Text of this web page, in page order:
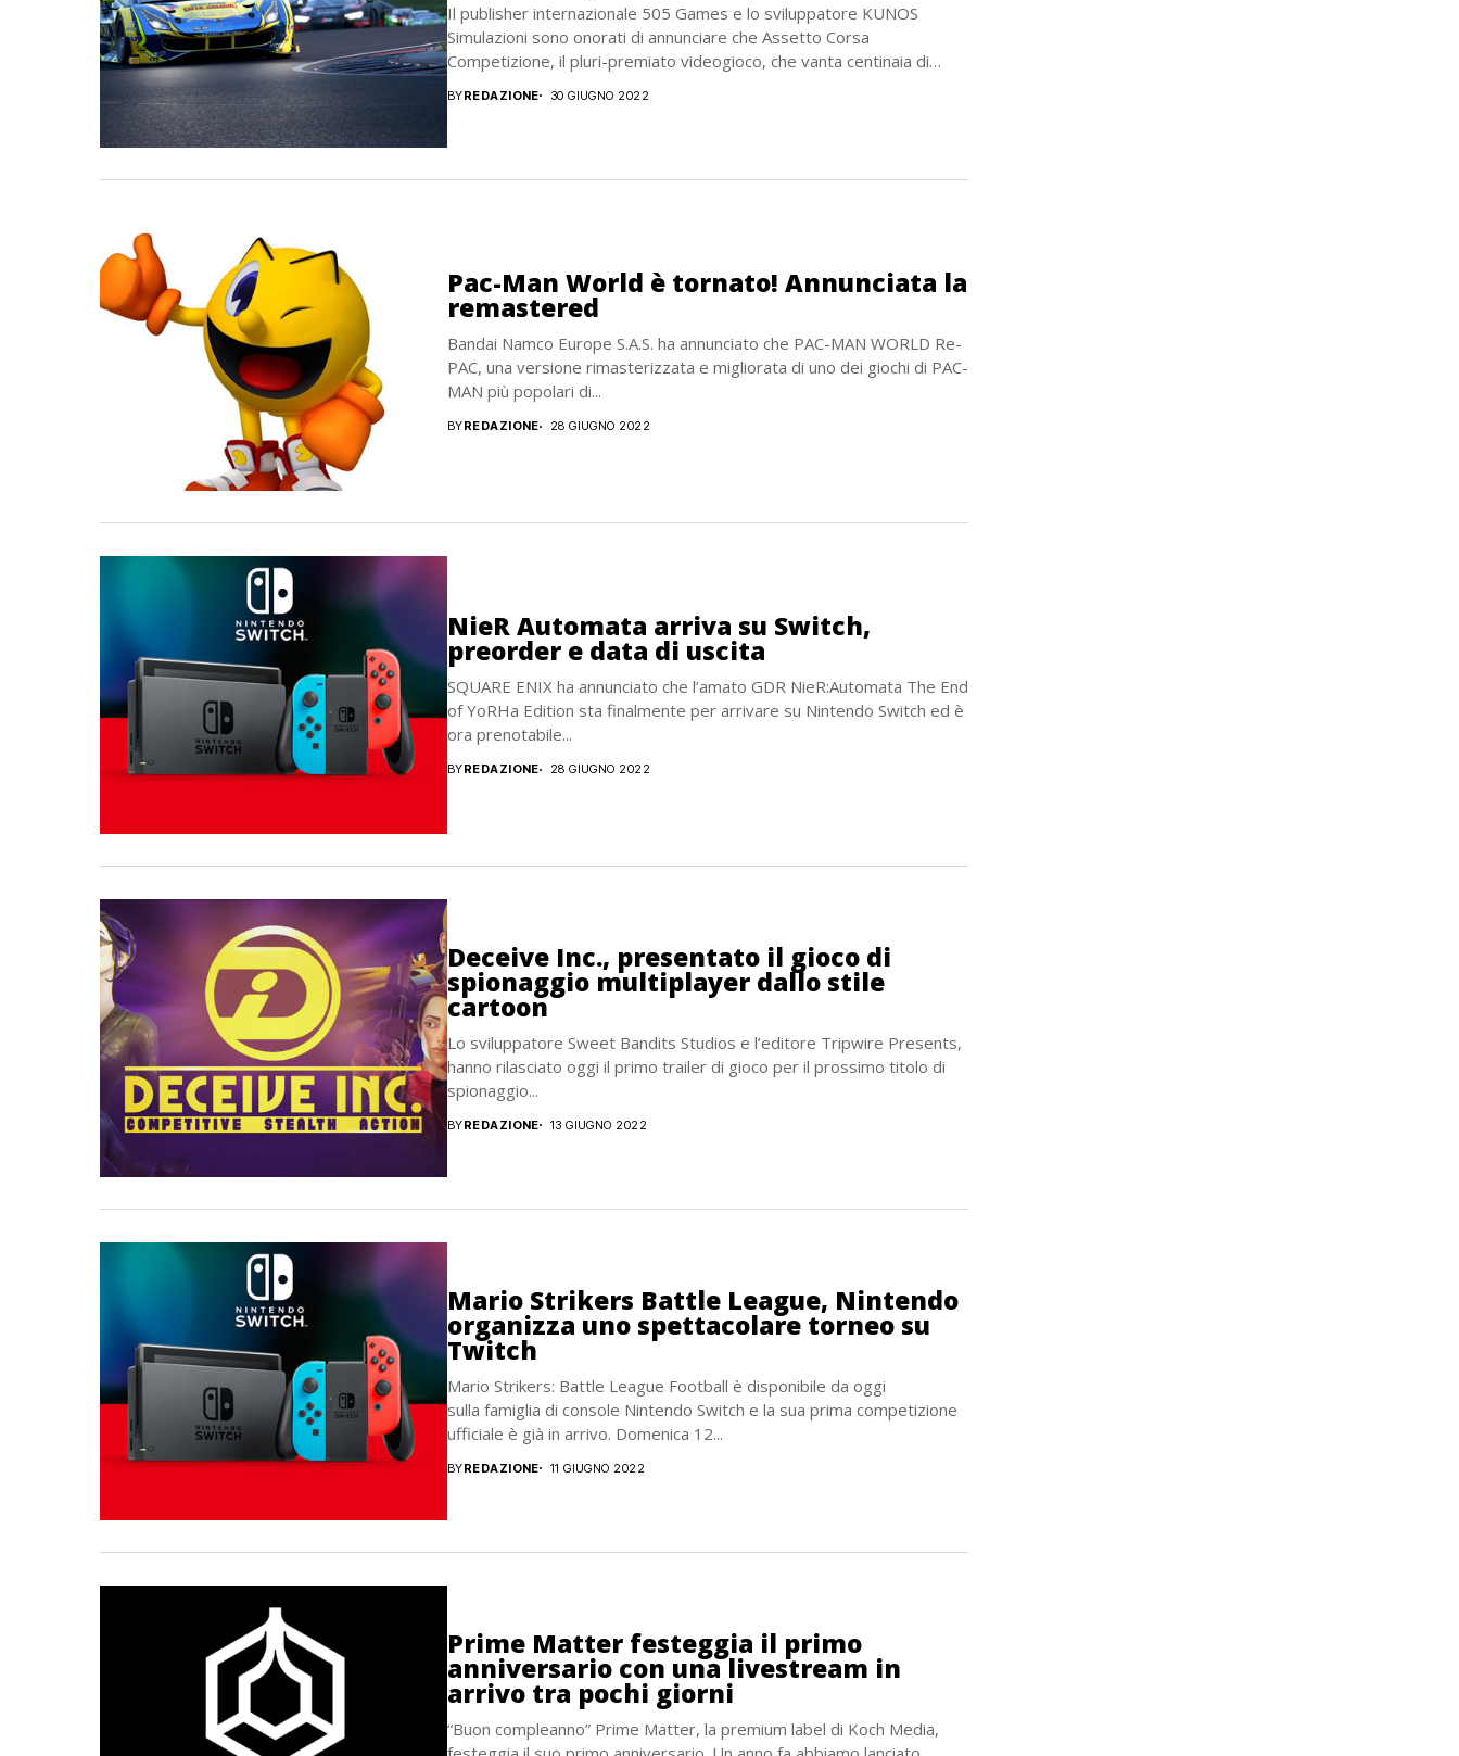
Il publisher internazionale 505 Games e lo sviluppatore KUNOS
Simulazioni sono onorati di annunciare che Assetto Corsa
Competizione, il pluri-premiato videogioco, che vanta centinaia di
BYREDAZIONE 30 GIUGNO 2022
Pac-Man World è tornato! Annunciata la
remastered
Bandai Namco Europe S.A.S. ha annunciato che PAC-MAN WORLD Re-
PAC, una versione rimasterizzata e migliorata di uno dei giochi di PAC-
MAN più popolari di...
BYREDAZIONE 28 GIUGNO 2022
NieR Automata arriva su Switch,
preorder e data di uscita
SQUARE ENIX ha annunciato che l’amato GDR NieR:Automata The End
of YoRHa Edition sta finalmente per arrivare su Nintendo Switch ed è
ora prenotabile...
BYREDAZIONE 28 GIUGNO 2022
Deceive Inc., presentato il gioco di
spionaggio multiplayer dallo stile
cartoon
Lo sviluppatore Sweet Bandits Studios e l’editore Tripwire Presents,
hanno rilasciato oggi il primo trailer di gioco per il prossimo titolo di
spionaggio...
BYREDAZIONE 13 GIUGNO 2022
Mario Strikers Battle League, Nintendo
organizza uno spettacolare torneo su
Twitch
Mario Strikers: Battle League Football è disponibile da oggi
sulla famiglia di console Nintendo Switch e la sua prima competizione
ufficiale è già in arrivo. Domenica 12...
BYREDAZIONE 11 GIUGNO 2022
Prime Matter festeggia il primo
anniversario con una livestream in
arrivo tra pochi giorni
“Buon compleanno” Prime Matter, la premium label di Koch Media,